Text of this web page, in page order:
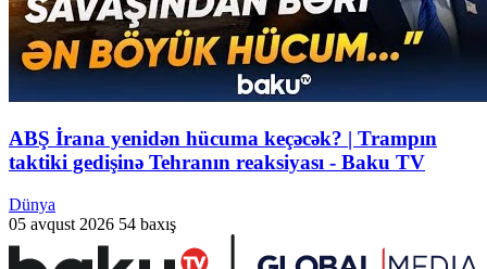
ABŞ İrana yenidən hücuma keçəcək? | Trampın
taktiki gedişinə Tehranın reaksiyası - Baku TV
Dünya
05 avqust 2026 54 baxış